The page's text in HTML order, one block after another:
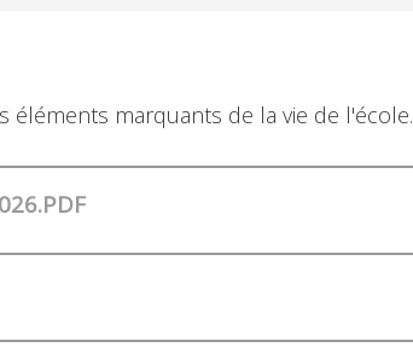
éléments marquants de la vie de l'école.